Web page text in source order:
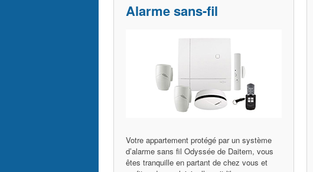
Alarme sans-fil
Votre appartement protégé par un système
d’alarme sans fil Odyssée de Daitem, vous
êtes tranquille en partant de chez vous et